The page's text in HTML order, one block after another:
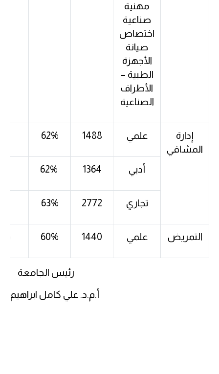
مهنية
صناعية
اختصاص
صيانة
الأجهزة
الطبية –
الأطراف
الصناعية
إدارة
المشافي
علمي 1488
62%
أدبي 1364
تجاري 2772
63%
التمريض علمي 1440
60%
رئيس الجامعة
أ.م.د. علي كامل ابراهيم